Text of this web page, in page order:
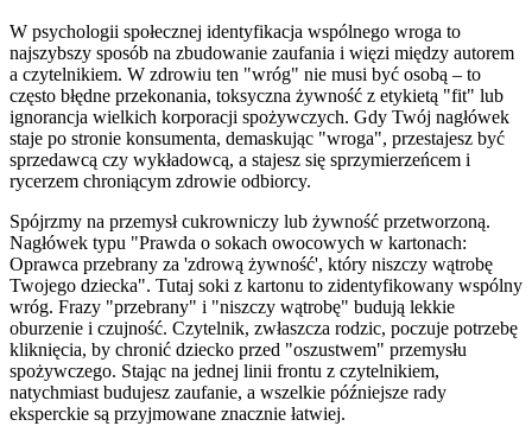
W psychologii społecznej identyfikacja wspólnego wroga to
najszybszy sposób na zbudowanie zaufania i więzi między autorem
a czytelnikiem. W zdrowiu ten "wróg" nie musi być osobą – to
często błędne przekonania, toksyczna żywność z etykietą "fit" lub
ignorancja wielkich korporacji spożywczych. Gdy Twój nagłówek
staje po stronie konsumenta, demaskując "wroga", przestajesz być
sprzedawcą czy wykładowcą, a stajesz się sprzymierzeńcem i
rycerzem chroniącym zdrowie odbiorcy.
Spójrzmy na przemysł cukrowniczy lub żywność przetworzoną.
Nagłówek typu "Prawda o sokach owocowych w kartonach:
Oprawca przebrany za 'zdrową żywność', który niszczy wątrobę
Twojego dziecka". Tutaj soki z kartonu to zidentyfikowany wspólny
wróg. Frazy "przebrany" i "niszczy wątrobę" budują lekkie
oburzenie i czujność. Czytelnik, zwłaszcza rodzic, poczuje potrzebę
kliknięcia, by chronić dziecko przed "oszustwem" przemysłu
spożywczego. Stając na jednej linii frontu z czytelnikiem,
natychmiast budujesz zaufanie, a wszelkie późniejsze rady
eksperckie są przyjmowane znacznie łatwiej.